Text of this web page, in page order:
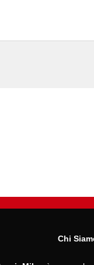
Chi